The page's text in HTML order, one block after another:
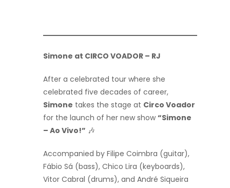
Simone at CIRCO VOADOR – RJ
After a celebrated tour where she
celebrated five decades of career,
Simone takes the stage at Circo Voador
for the launch of her new show “Simone
– Ao Vivo!” 🎶
Accompanied by Filipe Coimbra (guitar),
Fábio Sá (bass), Chico Lira (keyboards),
Vitor Cabral (drums), and André Siqueira